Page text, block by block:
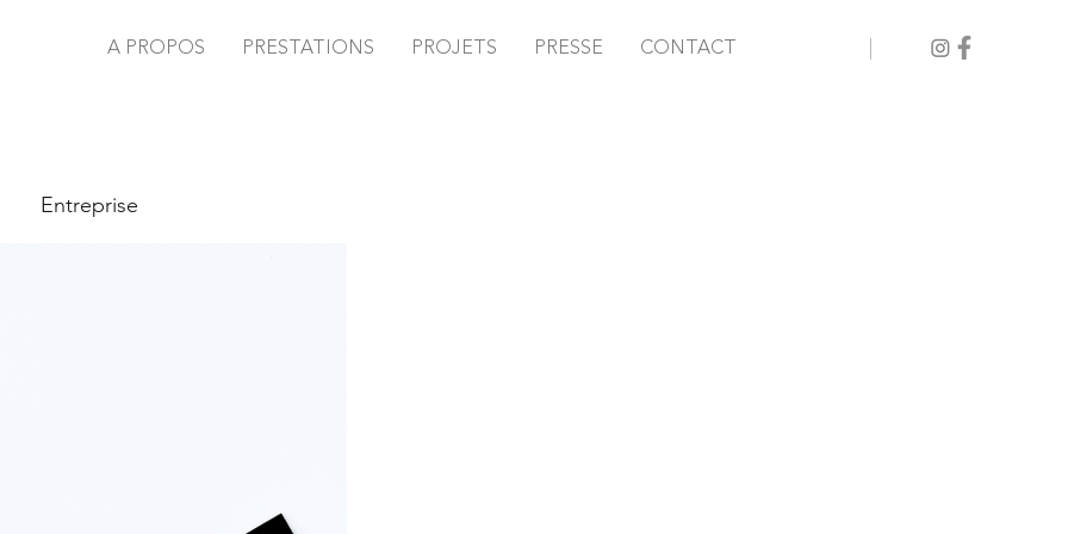
A PROPOS PRESTATIONS PROJETS PRESSE CONTACT
Entreprise